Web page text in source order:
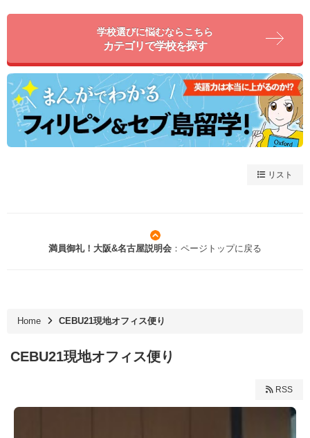
学校選びに悩むならこちら
カテゴリで学校を探す
リスト
満員御礼！大阪&名古屋説明会 ：ページトップに戻る
Home CEBU21現地オフィス便り
CEBU21現地オフィス便り
RSS